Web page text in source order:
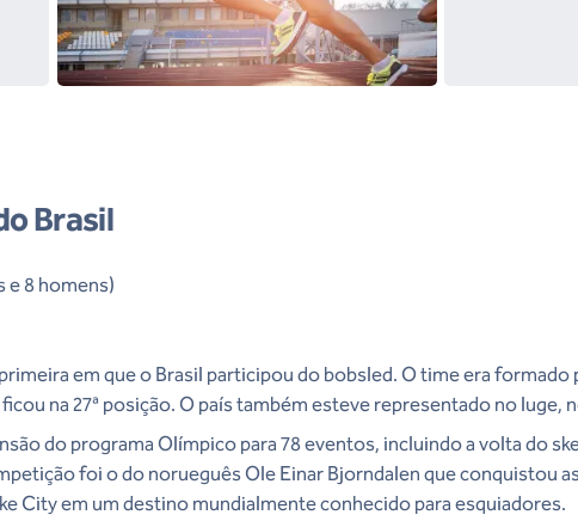
Brasil
e 8 homens)
em que o Brasil participou do bobsled. O time era
na 27ª posição. O país também esteve representado no
do programa Olímpico para 78 eventos, incluindo a volta do
foi o do norueguês Ole Einar Bjorndalen que conquistou
City em um destino mundialmente conhecido para esquiadores.